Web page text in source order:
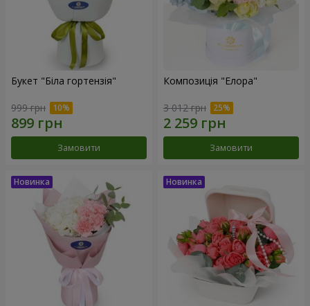
Букет "Біла гортензія"
999 грн
Замовити
Композиція "Елора"
3 012 грн
Замовити